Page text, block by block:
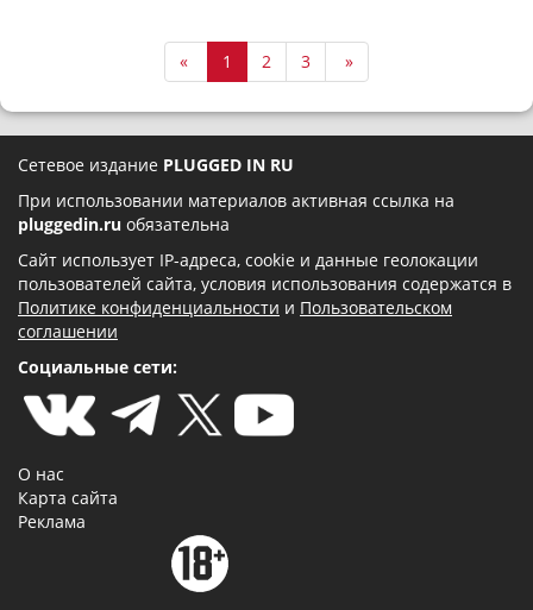
« 1 2 3 »
Сетевое издание PLUGGED IN RU
При использовании материалов активная ссылка на
pluggedin.ru обязательна
Сайт использует IP-адреса, cookie и данные геолокации
пользователей сайта, условия использования содержатся в
Политике конфиденциальности и Пользовательском
соглашении
Социальные сети:
О нас
Карта сайта
Реклама